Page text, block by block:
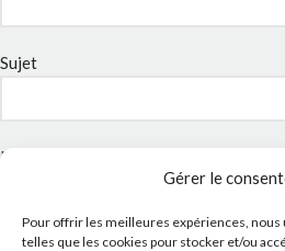
Gérer le
Pour offrir les meilleures expériences, nous
telles que les cookies pour stocker et/ou
Sujet
Message